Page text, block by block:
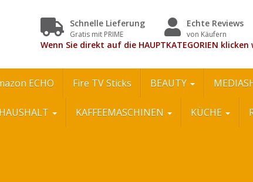
Schnelle Lieferung
Gratis mit PRIME
Echte Reviews
von Käufern
Wenn Sie direkt auf die HAUPTKATEGORIEN
ECHO Fire TV Sticks BEAUTY
HAUSHALT KAFFEEMASCHINEN KÜCHE